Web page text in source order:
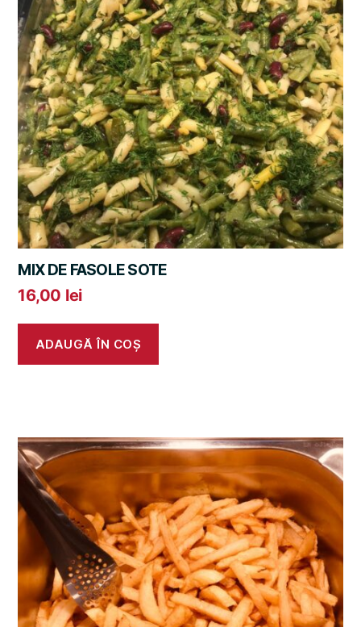
MIX DE FASOLE SOTE
16,00 lei
ADAUGĂ ÎN COȘ